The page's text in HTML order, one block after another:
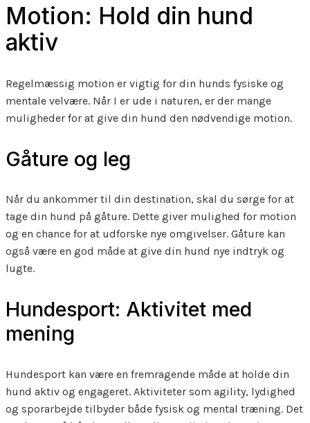
Motion: Hold din hund
aktiv
Regelmæssig motion er vigtig for din hunds fysiske og
mentale velvære. Når I er ude i naturen, er der mange
muligheder for at give din hund den nødvendige motion.
Gåture og leg
Når du ankommer til din destination, skal du sørge for at
tage din hund på gåture. Dette giver mulighed for motion
og en chance for at udforske nye omgivelser. Gåture kan
også være en god måde at give din hund nye indtryk og
lugte.
Hundesport: Aktivitet med
mening
Hundesport kan være en fremragende måde at holde din
hund aktiv og engageret. Aktiviteter som agility, lydighed
og sporarbejde tilbyder både fysisk og mental træning. Det